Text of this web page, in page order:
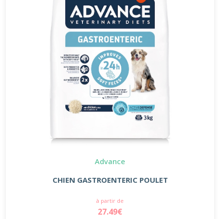
Advance
CHIEN GASTROENTERIC POULET
à partir de
27.49€